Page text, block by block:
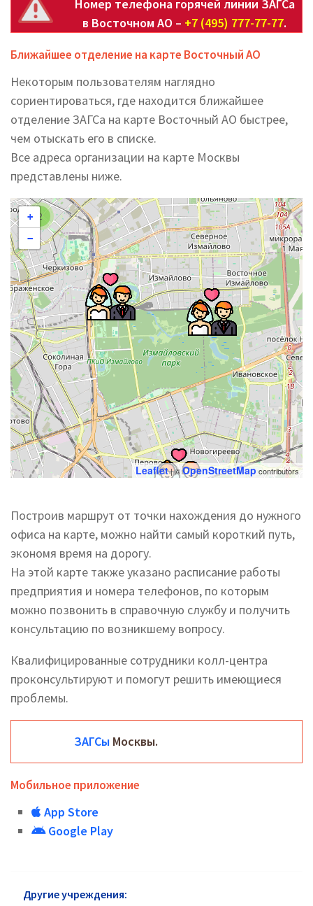
Номер телефона горячей линии ЗАГСа
в Восточном АО – +7 (495) 777-77-77.
Ближайшее отделение на карте Восточный АО
Некоторым пользователям наглядно
сориентироваться, где находится ближайшее
отделение ЗАГСа на карте Восточный АО быстрее,
чем отыскать его в списке.
Все адреса организации на карте Москвы
представлены ниже.
2
+
−
Leaflet| ©OpenStreetMapcontributors
Построив маршрут от точки нахождения до нужного
офиса на карте, можно найти самый короткий путь,
экономя время на дорогу.
На этой карте также указано расписание работы
предприятия и номера телефонов, по которым
можно позвонить в справочную службу и получить
консультацию по возникшему вопросу.
Квалифицированные сотрудники колл-центра
проконсультируют и помогут решить имеющиеся
проблемы.
ЗАГСы Москвы.
Мобильное приложение
App Store
Google Play
Другие учреждения: